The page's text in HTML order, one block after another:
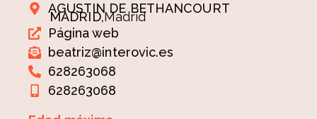
AGUSTIN DE BETHANCOURT
MADRID,Madrid
Página web
beatriz@interovic.es
628263068
628263068